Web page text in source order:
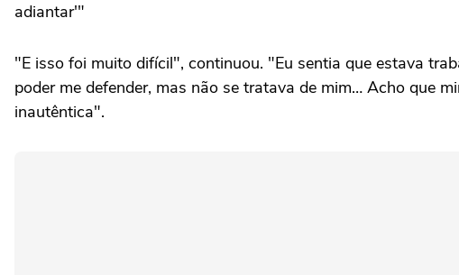
adiantar'"
"E isso foi muito difícil", continuou. "Eu sentia que estava
poder me defender, mas não se tratava de mim… Acho que
inautêntica".